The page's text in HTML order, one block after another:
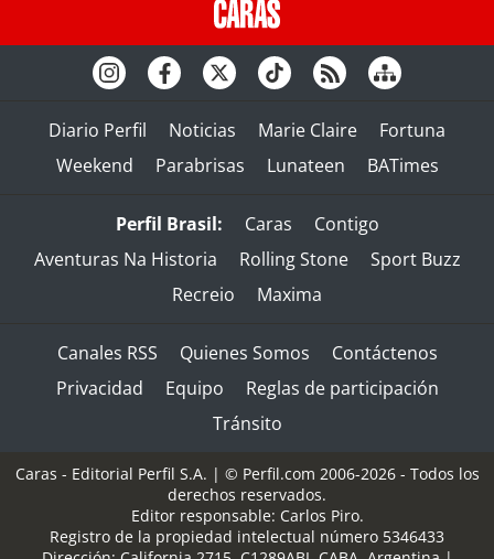
Diario Perfil Noticias Marie Claire
Fortuna
Weekend
Parabrisas Lunateen BATimes
Perfil Brasil: Caras
Contigo
Aventuras Na Historia
Rolling Stone
Sport Buzz
Recreio
Maxima
Canales RSS Quienes Somos
Contáctenos
Privacidad
Equipo
Reglas de participación
Tránsito
Caras - Editorial Perfil S.A. | © Perfil.com 2006-2026 - Todos los
derechos reservados.
Editor responsable: Carlos Piro.
Registro de la propiedad intelectual número 5346433